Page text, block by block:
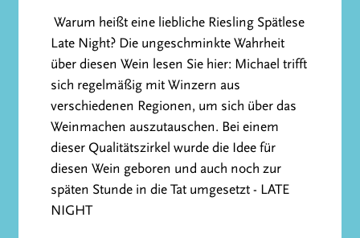
Warum heißt eine liebliche Riesling Spätlese
Late Night? Die ungeschminkte Wahrheit
über diesen Wein lesen Sie hier: Michael trifft
sich regelmäßig mit Winzern aus
verschiedenen Regionen, um sich über das
Weinmachen auszutauschen. Bei einem
dieser Qualitätszirkel wurde die Idee für
diesen Wein geboren und auch noch zur
späten Stunde in die Tat umgesetzt - LATE
NIGHT